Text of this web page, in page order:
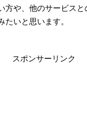
方や、他のサービスと
たいと思います。
スポンサーリンク